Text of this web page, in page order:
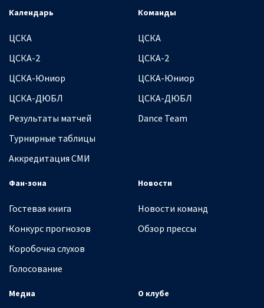
Календарь
ЦСКА
ЦСКА-2
ЦСКА-Юниор
ЦСКА-ДЮБЛ
Результаты матчей
Турнирные таблицы
Аккредитация СМИ
Команды
ЦСКА
ЦСКА-2
ЦСКА-Юниор
ЦСКА-ДЮБЛ
Dance Team
Фан-зона
Гостевая книга
Конкурс прогнозов
Коробочка слухов
Голосование
Новости
Новости команд
Обзор прессы
Медиа О клубе